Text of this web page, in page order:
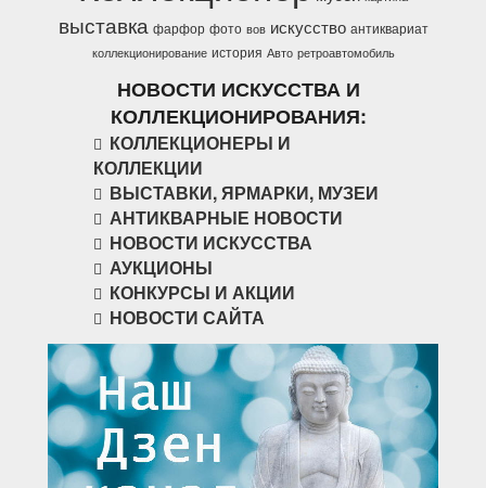
выставка фарфор фото вов искусство антиквариат
коллекционирование история Авто ретроавтомобиль
НОВОСТИ ИСКУССТВА И
КОЛЛЕКЦИОНИРОВАНИЯ:
КОЛЛЕКЦИОНЕРЫ И
КОЛЛЕКЦИИ
ВЫСТАВКИ, ЯРМАРКИ, МУЗЕИ
АНТИКВАРНЫЕ НОВОСТИ
НОВОСТИ ИСКУССТВА
АУКЦИОНЫ
КОНКУРСЫ И АКЦИИ
НОВОСТИ САЙТА